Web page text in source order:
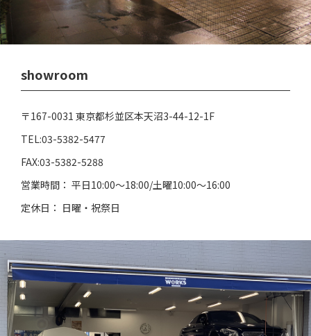
showroom
〒167-0031 東京都杉並区本天沼3-44-12-1F
TEL:03-5382-5477
FAX:03-5382-5288
営業時間： 平日10:00～18:00/土曜10:00～16:00
定休日： 日曜・祝祭日